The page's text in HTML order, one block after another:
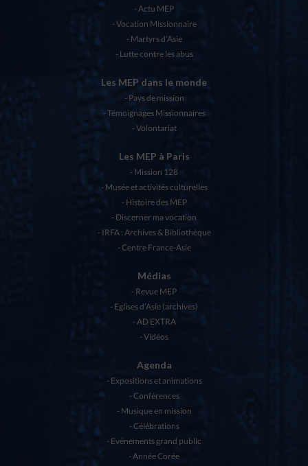
Actu MEP
Vocation Missionnaire
Martyrs d’Asie
Lutte contre les abus
Les MEP dans le monde
Pays de mission
Témoignages Missionnaires
Volontariat
Les MEP à Paris
Mission 128
Musée et activités culturelles
Histoire des MEP
Discerner ma vocation
IRFA : Archives & Bibliothèque
Centre France-Asie
Médias
Revue MEP
Eglises d’Asie (archives)
AD EXTRA
Vidéos
Agenda
Expositions et animations
Conférences
Musique en mission
Célébrations
Evénements grand public
Année Corée